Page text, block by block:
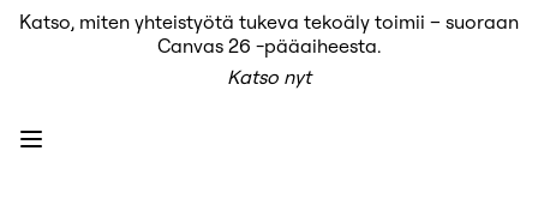
Tuote
Esittelyssä
Intelligent Canvas™
Katso, miten yhteistyötä tukeva tekoäly toimii – suoraan
Canvas 26 -pääaiheesta.
Katso nyt